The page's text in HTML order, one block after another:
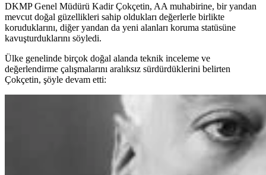
DKMP Genel Müdürü Kadir Çokçetin, AA muhabirine, bir yandan
mevcut doğal güzellikleri sahip oldukları değerlerle birlikte
koruduklarını, diğer yandan da yeni alanları koruma statüsüne
kavuşturduklarını söyledi.
Ülke genelinde birçok doğal alanda teknik inceleme ve
değerlendirme çalışmalarını aralıksız sürdürdüklerini belirten
Çokçetin, şöyle devam etti: